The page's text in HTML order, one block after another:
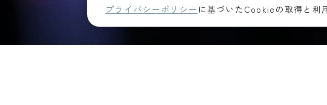
プライバシーポリシー に基づいたCookieの取得と利